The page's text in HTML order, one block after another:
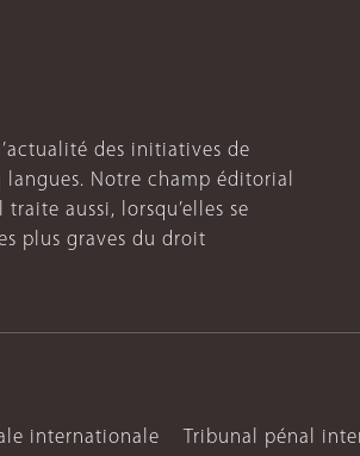
des initiatives de
Notre champ éditorial
aussi, lorsqu’elles se
plus graves du droit
internationale
Tribunal pénal